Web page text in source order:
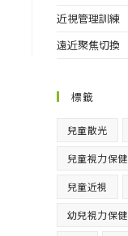
近視管理訓練
遠近聚焦切換
標籤
兒童散光
兒童視力保健
兒童近視
幼兒視力保健